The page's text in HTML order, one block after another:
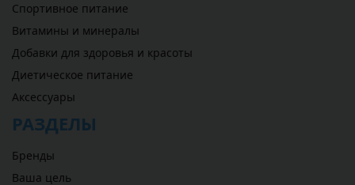
Спортивное питание
Витамины и минералы
Добавки для здоровья и красоты
Диетическое питание
Аксессуары
РАЗДЕЛЫ
Бренды
Ваша цель